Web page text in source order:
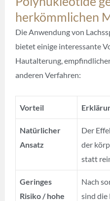
herkömmlichen
Die Anwendung von
bietet einige interessante
Hautalterung,
anderen Verfahren:
Vorteil
Natürlicher
Ansatz
Der
der
statt
Geringes
Risiko / hohe
Nach
sind die